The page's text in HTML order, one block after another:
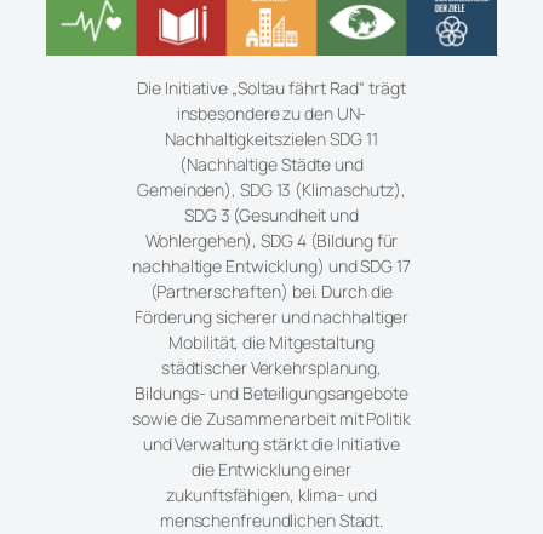
Die Initiative „Soltau fährt Rad“ trägt
insbesondere zu den UN-
Nachhaltigkeitszielen SDG 11
(Nachhaltige Städte und
Gemeinden), SDG 13 (Klimaschutz),
SDG 3 (Gesundheit und
Wohlergehen), SDG 4 (Bildung für
nachhaltige Entwicklung) und SDG 17
(Partnerschaften) bei. Durch die
Förderung sicherer und nachhaltiger
Mobilität, die Mitgestaltung
städtischer Verkehrsplanung,
Bildungs- und Beteiligungsangebote
sowie die Zusammenarbeit mit Politik
und Verwaltung stärkt die Initiative
die Entwicklung einer
zukunftsfähigen, klima- und
menschenfreundlichen Stadt.